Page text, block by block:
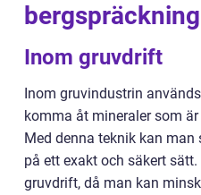
bergspräckning
Inom gruvdrift
Inom gruvindustrin
komma åt mineraler som
Med denna teknik kan
på ett exakt och säkert
gruvdrift, då man kan